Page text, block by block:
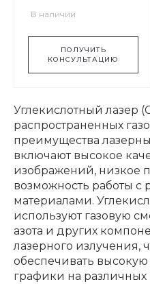
В наличии
ПОЛУЧИТЬ
КОНСУЛЬТАЦИЮ
Углекислотный лазер
распространенных
преимущества
включают высокое
изображений, низкое
возможность работы с
материалами.
используют газовую
азота и других
лазерного излучения,
обеспечивать высокую
графики на различных